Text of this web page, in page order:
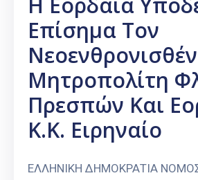
Επίσημα Τον
Μητροπολίτη
Πρεσπών Και
Κ.κ. Ειρηναίο
ΕΛΛΗΝΙΚΗ ΔΗΜΟΚΡΑΤΙΑ